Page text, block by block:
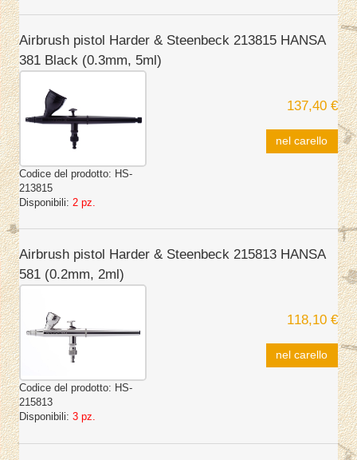
Airbrush pistol Harder & Steenbeck 213815 HANSA
381 Black (0.3mm, 5ml)
Codice del prodotto: HS-
213815
Disponibili: 2 pz.
137,40 €
nel carello
Airbrush pistol Harder & Steenbeck 215813 HANSA
581 (0.2mm, 2ml)
Codice del prodotto: HS-
215813
Disponibili: 3 pz.
118,10 €
nel carello